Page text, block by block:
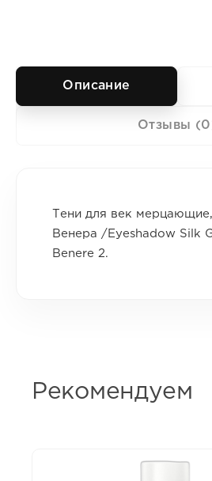
Описание
Отзывы
Тени для век
Венера /Eyeshadow Silk
Benere 2.
Рекомендуем